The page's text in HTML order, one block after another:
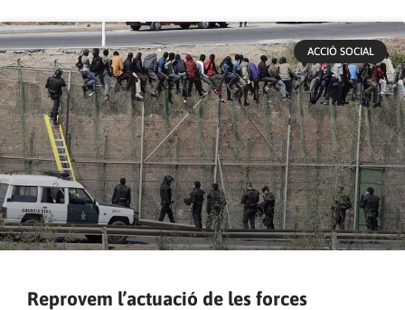
ACCIÓ SOCIAL
Reprovem l’actuació de les forces